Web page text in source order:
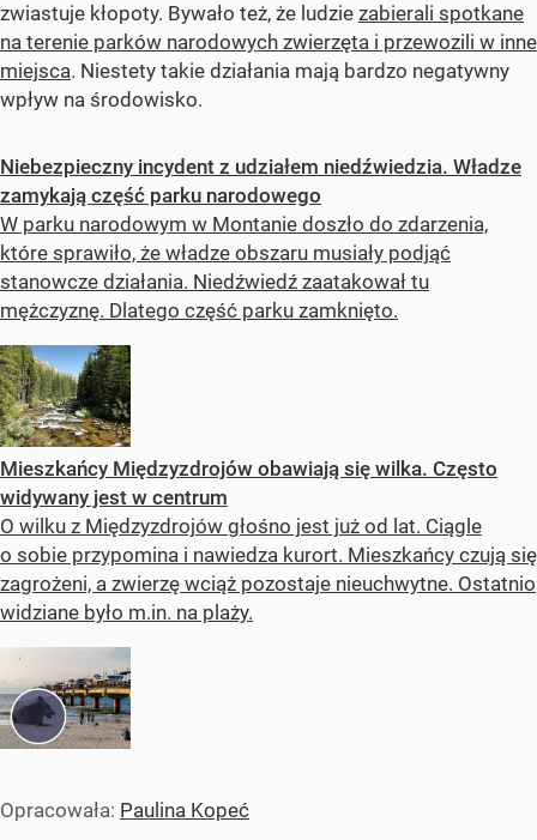
zwiastuje kłopoty. Bywało też, że ludzie zabierali spotkane
na terenie parków narodowych zwierzęta i przewozili w inne
miejsca. Niestety takie działania mają bardzo negatywny
wpływ na środowisko.
Niebezpieczny incydent z udziałem niedźwiedzia. Władze
zamykają część parku narodowego
W parku narodowym w Montanie doszło do zdarzenia,
które sprawiło, że władze obszaru musiały podjąć
stanowcze działania. Niedźwiedź zaatakował tu
mężczyznę. Dlatego część parku zamknięto.
Mieszkańcy Międzyzdrojów obawiają się wilka. Często
widywany jest w centrum
O wilku z Międzyzdrojów głośno jest już od lat. Ciągle
o sobie przypomina i nawiedza kurort. Mieszkańcy czują się
zagrożeni, a zwierzę wciąż pozostaje nieuchwytne. Ostatnio
widziane było m.in. na plaży.
Opracowała: Paulina Kopeć